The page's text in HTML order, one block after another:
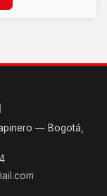
— Bogotá,